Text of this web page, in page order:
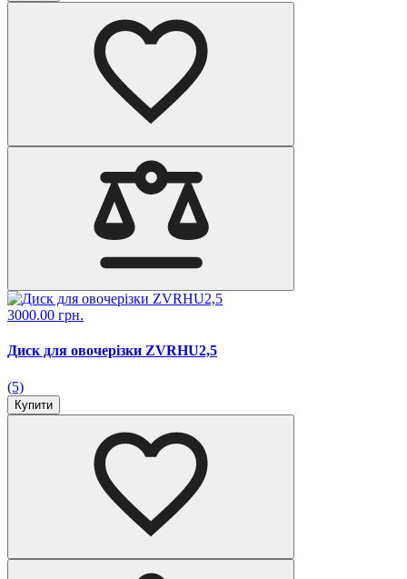
3000.00 грн.
Диск для овочерізки ZVRHU2,5
(5)
Купити